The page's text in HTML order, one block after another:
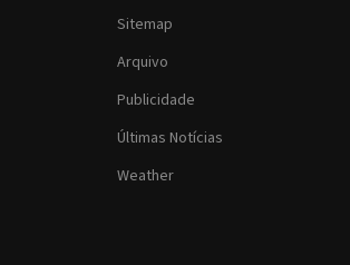
Sitemap
Arquivo
Publicidade
Últimas Notícias
Weather